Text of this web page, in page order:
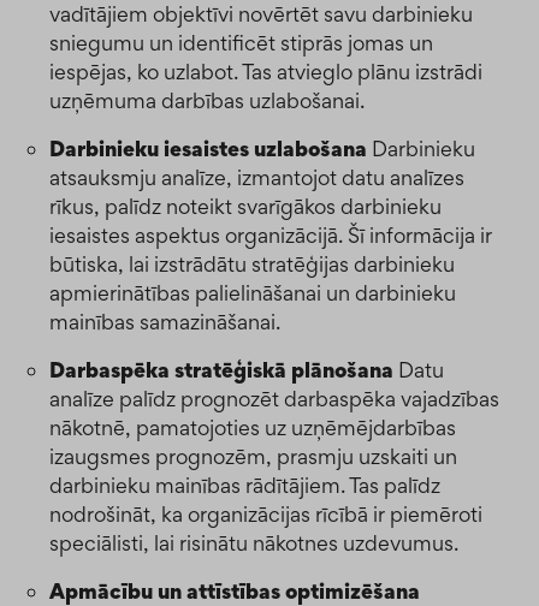
vadītājiem objektīvi novērtēt savu darbinieku
sniegumu un identificēt stiprās jomas un
iespējas, ko uzlabot. Tas atvieglo plānu izstrādi
uzņēmuma darbības uzlabošanai.
Darbinieku iesaistes uzlabošana Darbinieku
atsauksmju analīze, izmantojot datu analīzes
rīkus, palīdz noteikt svarīgākos darbinieku
iesaistes aspektus organizācijā. Šī informācija ir
būtiska, lai izstrādātu stratēģijas darbinieku
apmierinātības palielināšanai un darbinieku
mainības samazināšanai.
Darbaspēka stratēģiskā plānošana Datu
analīze palīdz prognozēt darbaspēka vajadzības
nākotnē, pamatojoties uz uzņēmējdarbības
izaugsmes prognozēm, prasmju uzskaiti un
darbinieku mainības rādītājiem. Tas palīdz
nodrošināt, ka organizācijas rīcībā ir piemēroti
speciālisti, lai risinātu nākotnes uzdevumus.
Apmācību un attīstības optimizēšana